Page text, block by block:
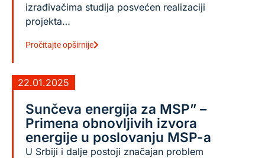
izrađivačima studija posvećen realizaciji
projekta…
Pročitajte opširnije
22.01.2025
Sunčeva energija za MSP” –
Primena obnovljivih izvora
energije u poslovanju MSP-a
U Srbiji i dalje postoji značajan problem